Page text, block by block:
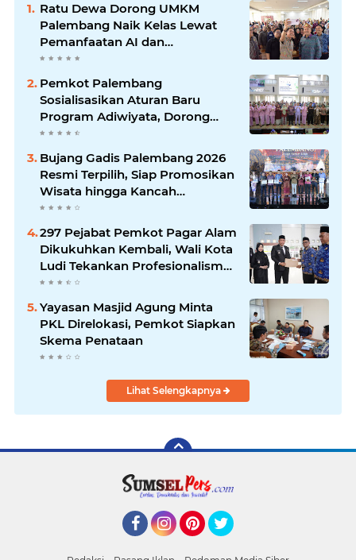
Ratu Dewa Dorong UMKM
Palembang Naik Kelas Lewat
Pemanfaatan AI dan
Transformasi Digital
Pemkot Palembang
Sosialisasikan Aturan Baru
Program Adiwiyata, Dorong
Sekolah Peduli Lingkungan
Bujang Gadis Palembang 2026
Resmi Terpilih, Siap Promosikan
Wisata hingga Kancah
Internasional
297 Pejabat Pemkot Pagar Alam
Dikukuhkan Kembali, Wali Kota
Ludi Tekankan Profesionalisme
ASN
Yayasan Masjid Agung Minta
PKL Direlokasi, Pemkot Siapkan
Skema Penataan
Lihat Selengkapnya